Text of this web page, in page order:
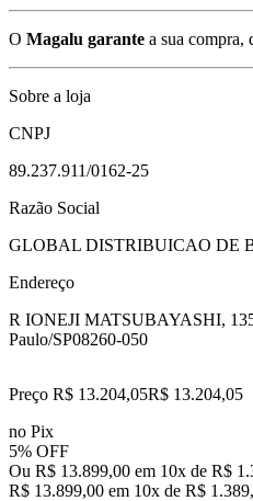
O Magalu garante a sua compra,
Sobre a loja
CNPJ
89.237.911/0162-25
Razão Social
GLOBAL DISTRIBUICAO DE
Endereço
R IONEJI MATSUBAYASHI,
Paulo/SP08260-050
Preço R$ 13.204,05R$ 13.204,05
no Pix
5% OFF
Ou R$ 13.899,00 em 10x de R$
R$ 13.899,00 em 10x de R$